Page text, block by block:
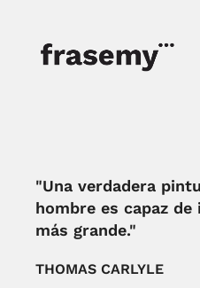
"Una verdadera
hombre es capaz
más grande."
THOMAS CARLYLE